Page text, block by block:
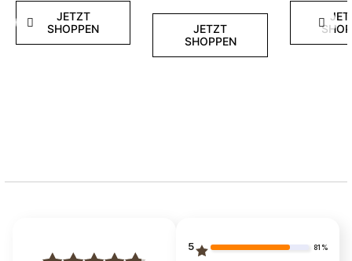
Zurück
JETZT
SHOPPEN
JETZT
SHOPPEN
5 81%